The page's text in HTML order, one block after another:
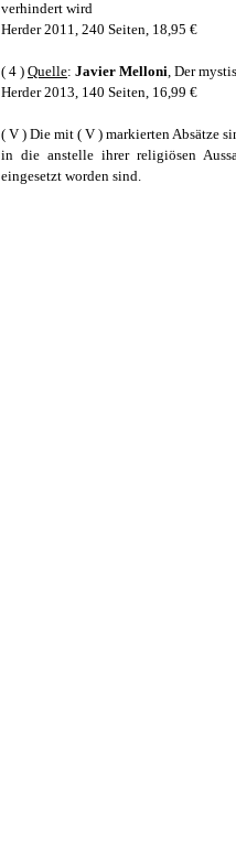
verhindert wird
Herder 2011, 240 Seiten, 18,95 €
( 4 ) Quelle: Javier Melloni, Der
Herder 2013, 140 Seiten, 16,99 €
( V ) Die mit ( V ) markierten Absätze
in die anstelle ihrer religiösen
eingesetzt worden sind.